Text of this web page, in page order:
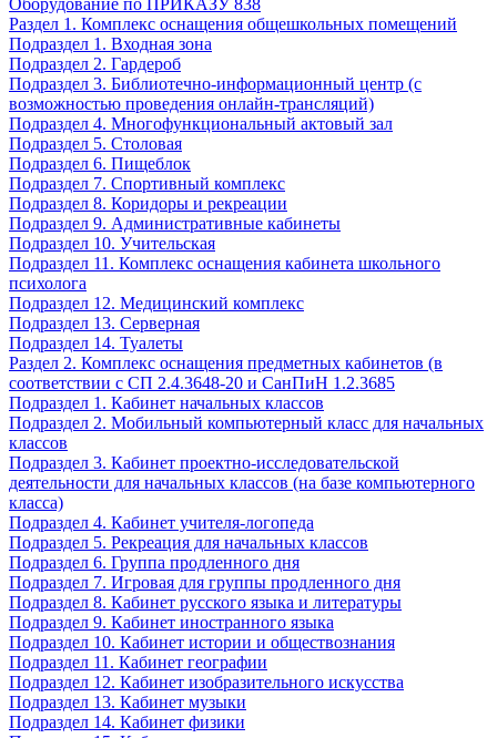
Оборудование по ПРИКАЗУ 838
Раздел 1. Комплекс оснащения общешкольных помещений
Подраздел 1. Входная зона
Подраздел 2. Гардероб
Подраздел 3. Библиотечно-информационный центр (с
возможностью проведения онлайн-трансляций)
Подраздел 4. Многофункциональный актовый зал
Подраздел 5. Столовая
Подраздел 6. Пищеблок
Подраздел 7. Спортивный комплекс
Подраздел 8. Коридоры и рекреации
Подраздел 9. Административные кабинеты
Подраздел 10. Учительская
Подраздел 11. Комплекс оснащения кабинета школьного
психолога
Подраздел 12. Медицинский комплекс
Подраздел 13. Серверная
Подраздел 14. Туалеты
Раздел 2. Комплекс оснащения предметных кабинетов (в
соответствии с СП 2.4.3648-20 и СанПиН 1.2.3685
Подраздел 1. Кабинет начальных классов
Подраздел 2. Мобильный компьютерный класс для начальных
классов
Подраздел 3. Кабинет проектно-исследовательской
деятельности для начальных классов (на базе компьютерного
класса)
Подраздел 4. Кабинет учителя-логопеда
Подраздел 5. Рекреация для начальных классов
Подраздел 6. Группа продленного дня
Подраздел 7. Игровая для группы продленного дня
Подраздел 8. Кабинет русского языка и литературы
Подраздел 9. Кабинет иностранного языка
Подраздел 10. Кабинет истории и обществознания
Подраздел 11. Кабинет географии
Подраздел 12. Кабинет изобразительного искусства
Подраздел 13. Кабинет музыки
Подраздел 14. Кабинет физики